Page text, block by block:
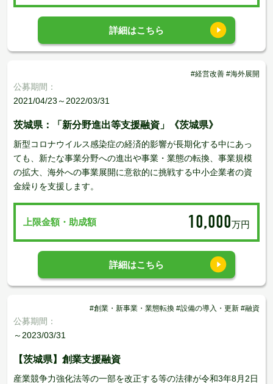
詳細はこちら
#経営改善 #海外展開
公募期間：
2021/04/23～2022/03/31
茨城県：「新分野進出等支援融資」《茨城県》
新型コロナウイルス感染症の経済的影響が長期化する中にあっ
ても、新たな事業分野への進出や事業・業態の転換、事業規模
の拡大、海外への事業展開に意欲的に挑戦する中小企業者の資
金繰りを支援します。
上限金額・助成額 10,000万円
詳細はこちら
#創業・新事業・業態転換 #設備の導入・更新 #融資
公募期間：
～2023/03/31
【茨城県】創業支援融資
産業競争力強化法等の一部を改正する等の法律が令和3年8月2日